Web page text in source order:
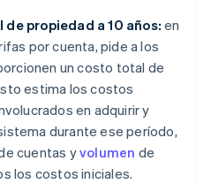
propiedad a 10 años: en
por cuenta, pide a los
un costo total de
estima los costos
en adquirir y
durante ese período,
cuentas yvolumen de
los costos iniciales.